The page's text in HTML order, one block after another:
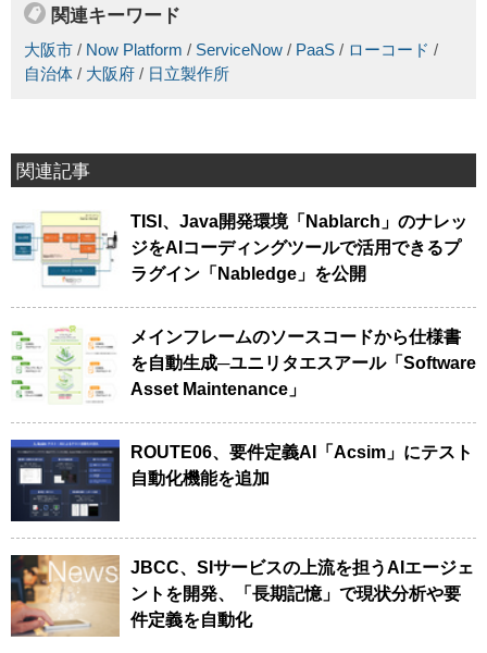
関連キーワード
大阪市 / Now Platform / ServiceNow / PaaS / ローコード /
自治体 / 大阪府 / 日立製作所
関連記事
TISI、Java開発環境「Nablarch」のナレッ
ジをAIコーディングツールで活用できるプ
ラグイン「Nabledge」を公開
メインフレームのソースコードから仕様書
を自動生成─ユニリタエスアール「Software
Asset Maintenance」
ROUTE06、要件定義AI「Acsim」にテスト
自動化機能を追加
JBCC、SIサービスの上流を担うAIエージェ
ントを開発、「長期記憶」で現状分析や要
件定義を自動化